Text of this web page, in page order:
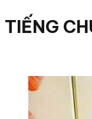
TIẾNG